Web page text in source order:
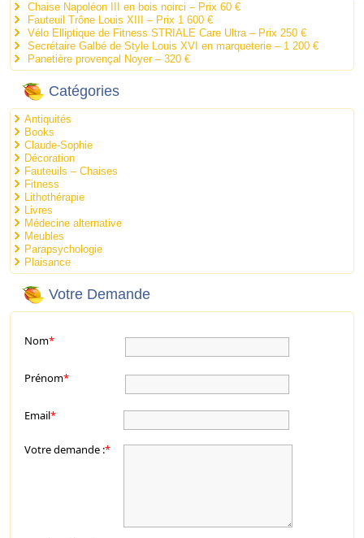
Chaise Napoléon III en bois noirci – Prix 60 €
Fauteuil Trône Louis XIII – Prix 1 600 €
Vélo Elliptique de Fitness STRIALE Care Ultra – Prix 250 €
Secrétaire Galbé de Style Louis XVI en marqueterie – 1 200 €
Panetière provençal Noyer – 320 €
Catégories
Antiquités
Books
Claude-Sophie
Décoration
Fauteuils – Chaises
Fitness
Lithothérapie
Livres
Médecine alternative
Meubles
Parapsychologie
Plaisance
Votre Demande
Nom*
Prénom*
Email*
Votre demande :*